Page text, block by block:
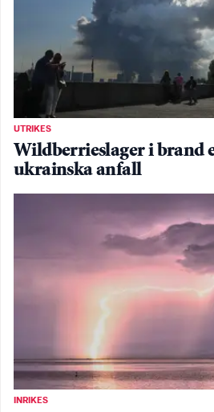
UTRIKES
Wildberrieslager i brand
ukrainska anfall
INRIKES